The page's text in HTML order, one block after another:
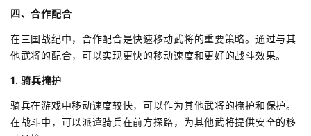
四、合作配合
在三国战纪中，合作配合是快速移动武将的重要策略。通过与其
他武将的配合，可以实现更快的移动速度和更好的战斗效果。
1. 骑兵掩护
骑兵在游戏中移动速度较快，可以作为其他武将的掩护和保护。
在战斗中，可以派遣骑兵在前方探路，为其他武将提供安全的移